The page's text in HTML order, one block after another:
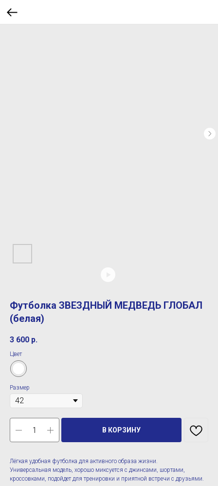
Футболка ЗВЕЗДНЫЙ МЕДВЕДЬ ГЛОБАЛ
(белая)
3 600 р.
Цвет
Размер
В КОРЗИНУ
Лёгкая удобная футболка для активного образа жизни.
Универсальная модель, хорошо миксуется с джинсами, шортами,
кроссовками, подойдет для тренировки и приятной встречи с друзьями.